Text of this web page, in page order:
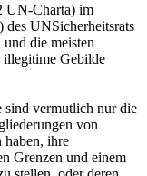
UN-Charta) im
des UNSicherheitsrats
die meisten
illegitime Gebilde
sind vermutlich nur die
von
haben, ihre
Grenzen und einem